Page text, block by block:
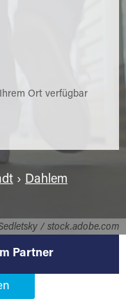
/ stock.adobe.com
Ort verfügbar
› Dahlem
Partner
Partner in